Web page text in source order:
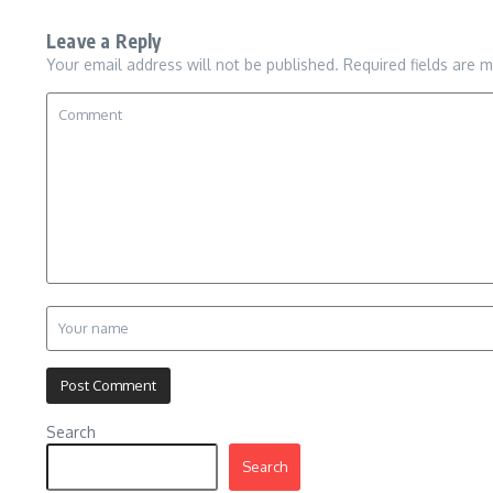
Leave a Reply
Your email address will not be published. Required fields are
Search
Search